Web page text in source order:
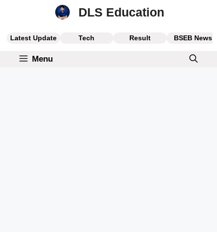
DLS Education
Latest Update Tech Result BSEB News
Menu